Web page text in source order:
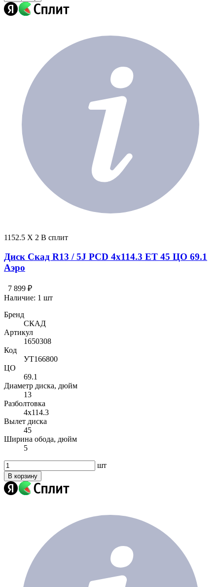
1152.5 X 2 В сплит
Диск Скад R13 / 5J PCD 4x114.3 ЕТ 45 ЦО 69.1
Аэро
7 899 ₽
Наличие: 1 шт
Бренд
СКАД
Артикул
1650308
Код
УТ166800
ЦО
69.1
Диаметр диска, дюйм
13
Разболтовка
4x114.3
Вылет диска
45
Ширина обода, дюйм
5
шт
В корзину